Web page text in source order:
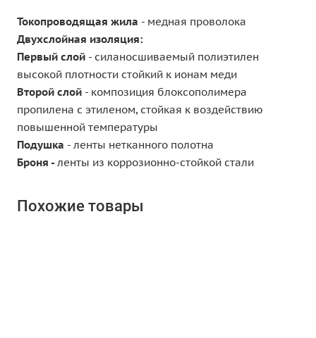
Токопроводящая жила - медная проволока
Двухслойная изоляция:
Первый слой - силаносшиваемый полиэтилен
высокой плотности стойкий к ионам меди
Второй слой - композиция блоксополимера
пропилена с этиленом, стойкая к воздействию
повышенной температуры
Подушка - ленты нетканного полотна
Броня - ленты из коррозионно-стойкой стали
Похожие товары